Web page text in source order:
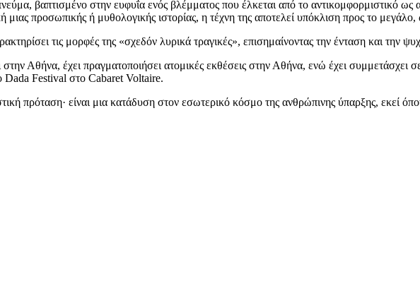
βαπτισμένο στην ευφυΐα ενός βλέμματος που έλκεται από το αντικομφορμιστικό ως
προσωπικής ή μυθολογικής ιστορίας, η τέχνη της αποτελεί υπόκλιση προς το
τις μορφές της «σχεδόν λυρικά τραγικές», επισημαίνοντας την ένταση και την
Αθήνα, έχει πραγματοποιήσει ατομικές εκθέσεις στην Αθήνα, ενώ έχει συμμετάσχει
Dada Festival στο Cabaret Voltaire.
πρόταση· είναι μια κατάδυση στον εσωτερικό κόσμο της ανθρώπινης ύπαρξης, εκεί